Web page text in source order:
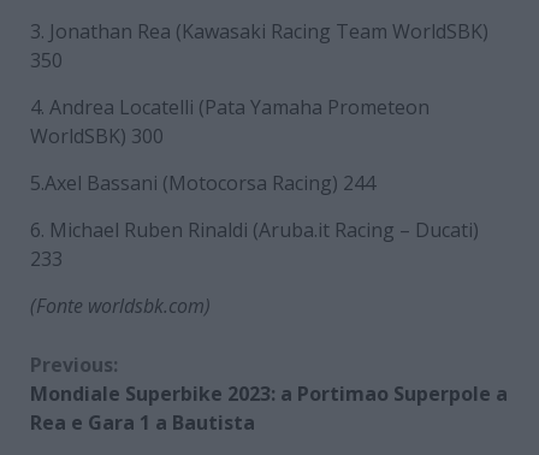
3. Jonathan Rea (Kawasaki Racing Team WorldSBK)
350
4. Andrea Locatelli (Pata Yamaha Prometeon
WorldSBK) 300
5.Axel Bassani (Motocorsa Racing) 244
6. Michael Ruben Rinaldi (Aruba.it Racing – Ducati)
233
(Fonte worldsbk.com)
Continue
Reading
Previous:
Mondiale Superbike 2023: a Portimao Superpole a
Rea e Gara 1 a Bautista